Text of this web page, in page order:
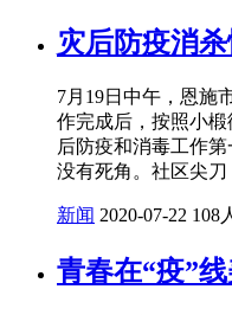
灾后防疫消
7月19日中午，恩施
作完成后，按照小
后防疫和消毒工作
没有死角。社区尖刀
新闻 2020-07-22 108
青春在“疫”